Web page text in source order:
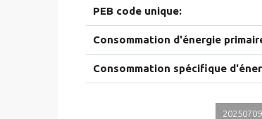
PEB code unique:
Consommation d'énergie
Consommation spécifique